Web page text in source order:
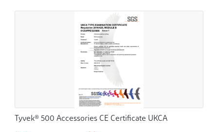
Tyvek® 500 Accessories CE Certificate UKCA